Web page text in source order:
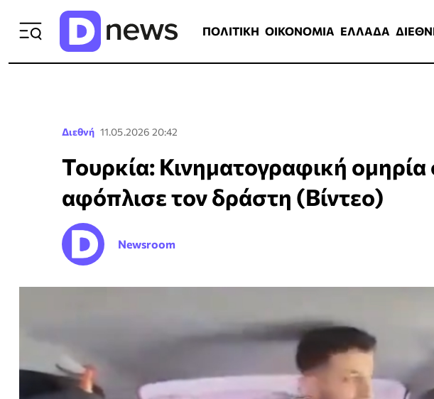
ΠΟΛΙΤΙΚΗ ΟΙΚΟΝΟΜΙΑ ΕΛΛΑΔΑ
Διεθνή 11.05.2026 20:42
Τουρκία: Κινηματογραφική ομηρία
αφόπλισε τον δράστη (Βίντεο)
Newsroom